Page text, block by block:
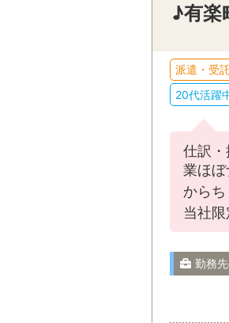
♪有楽
派遣・受
20代活躍
仕訳
業ほ
から
当社
勤務